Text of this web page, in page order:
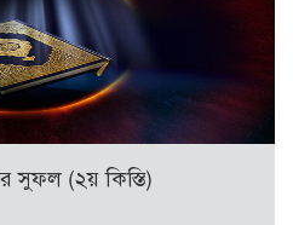
সুফল (২য় কিস্তি)